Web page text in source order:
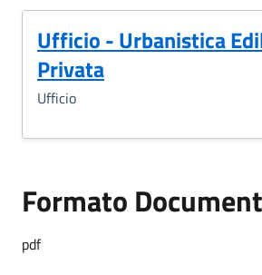
Ufficio - Urbanistica
Privata
Ufficio
Formato
pdf